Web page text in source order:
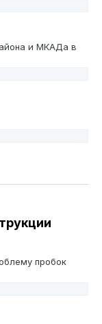
и МКАДа в
пробок